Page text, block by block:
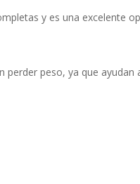
y es una excelente
peso, ya que ayudan